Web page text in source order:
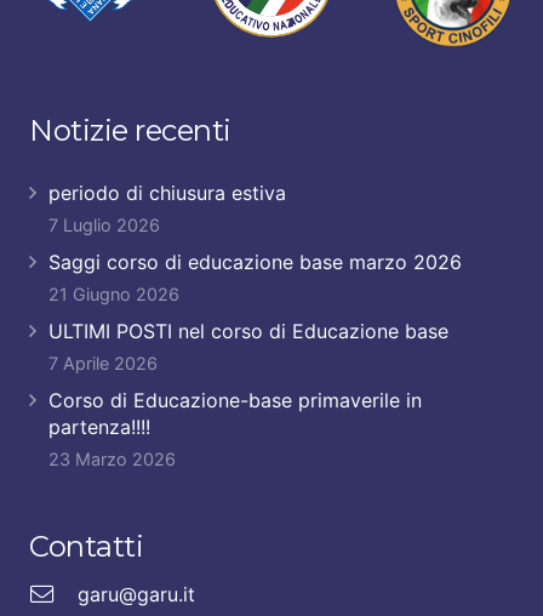
Notizie recenti
periodo di chiusura estiva
7 Luglio 2026
Saggi corso di educazione base marzo 2026
21 Giugno 2026
ULTIMI POSTI nel corso di Educazione base
7 Aprile 2026
Corso di Educazione-base primaverile in
partenza!!!!
23 Marzo 2026
Contatti
garu@garu.it